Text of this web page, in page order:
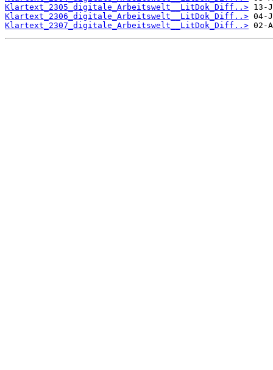
Klartext_2305_digitale_Arbeitswelt__LitDok_Diff..>
Klartext_2306_digitale_Arbeitswelt__LitDok_Diff..>
Klartext_2307_digitale_Arbeitswelt__LitDok_Diff..>